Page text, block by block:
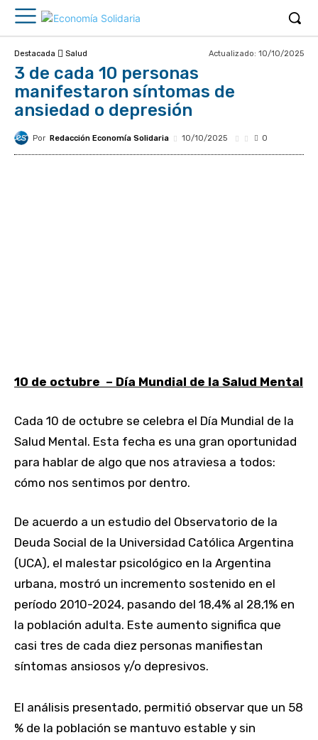
Destacada Salud Actualizado: 10/10/2025
3 de cada 10 personas
manifestaron síntomas de
ansiedad o depresión
Por Redacción Economía Solidaria 10/10/2025 0
10 de octubre – Día Mundial de la Salud Mental
Cada 10 de octubre se celebra el Día Mundial de la
Salud Mental. Esta fecha es una gran oportunidad
para hablar de algo que nos atraviesa a todos:
cómo nos sentimos por dentro.
De acuerdo a un estudio del Observatorio de la
Deuda Social de la Universidad Católica Argentina
(UCA), el malestar psicológico en la Argentina
urbana, mostró un incremento sostenido en el
período 2010-2024, pasando del 18,4% al 28,1% en
la población adulta. Este aumento significa que
casi tres de cada diez personas manifiestan
síntomas ansiosos y/o depresivos.
El análisis presentado, permitió observar que un 58
% de la población se mantuvo estable y sin